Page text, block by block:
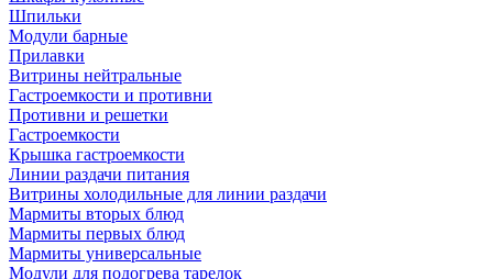
Шпильки
Модули барные
Прилавки
Витрины нейтральные
Гастроемкости и противни
Противни и решетки
Гастроемкости
Крышка гастроемкости
Линии раздачи питания
Витрины холодильные для линии раздачи
Мармиты вторых блюд
Мармиты первых блюд
Мармиты универсальные
Модули для подогрева тарелок